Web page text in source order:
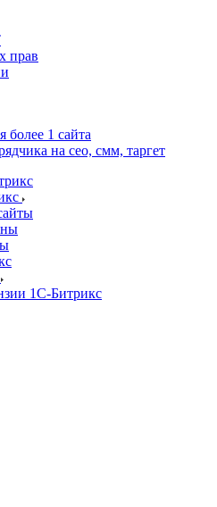
прав
более 1 сайта
на сео, смм, таргет
1С-Битрикс